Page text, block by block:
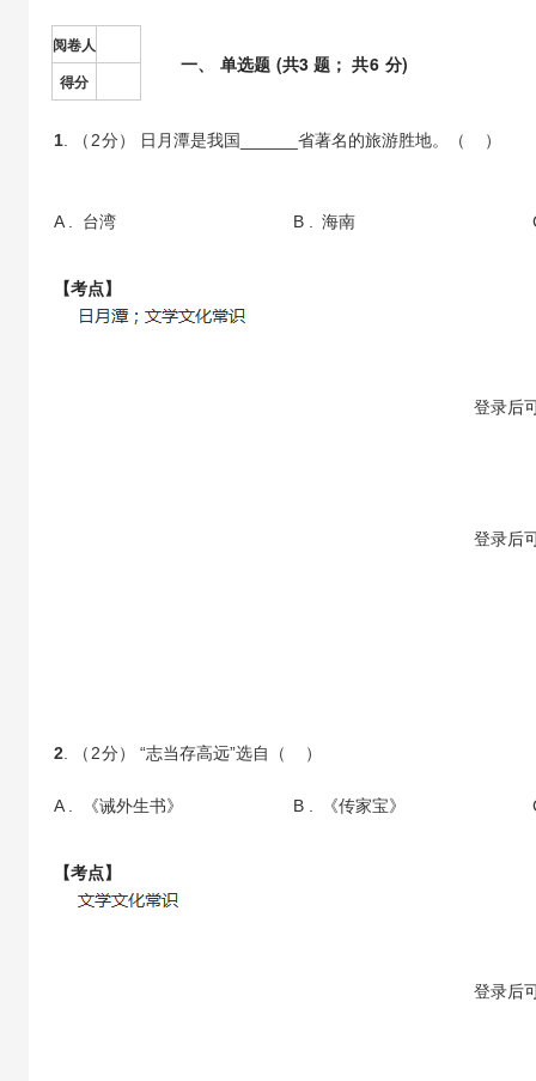
阅卷人
得分
一、 单选题 (共3 题； 共6 分)
1 . （ 2分） 日月潭是我国______省著名的旅游胜地。（ ）
A . 台湾 B . 海南
【考点】
登录后
登录后
2 . （ 2分） “志当存高远”选自（ ）
A . 《诫外生书》 B . 《传家宝》
【考点】
登录后